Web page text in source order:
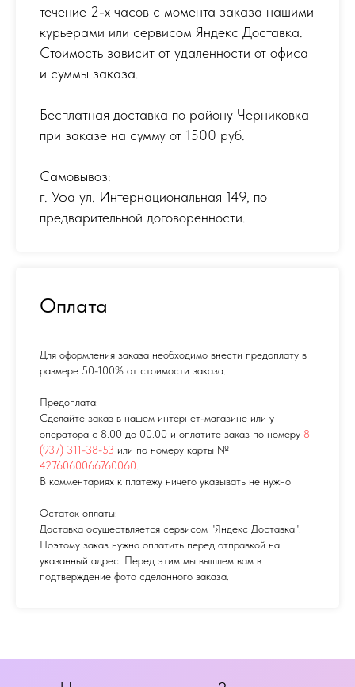
течение 2-х часов с момента заказа нашими
курьерами или сервисом Яндекс Доставка.
Стоимость зависит от удаленности от офиса
и суммы заказа.
Бесплатная доставка по району Черниковка
при заказе на сумму от 1500 руб.
Самовывоз:
г. Уфа ул. Интернациональная 149, по
предварительной договоренности.
Оплата
Для оформления заказа необходимо внести предоплату в
размере 50-100% от стоимости заказа.
Предоплата:
Сделайте заказ в нашем интернет-магазине или у
оператора с 8.00 до 00.00 и оплатите заказ по номеру 8
(937) 311-38-53 или по номеру карты №
4276060066760060
В комментариях к платежу ничего указывать не нужно!
Остаток оплаты:
Доставка осуществляется сервисом "Яндекс Доставка".
Поэтому заказ нужно оплатить перед отправкой на
указанный адрес. Перед этим мы вышлем вам в
подтверждение фото сделанного заказа.